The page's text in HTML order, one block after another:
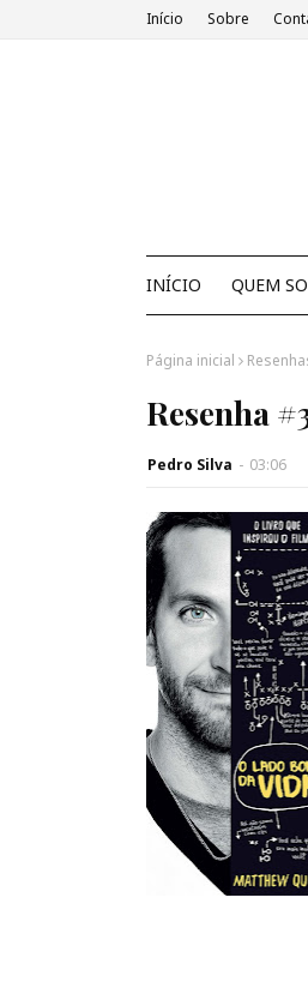
Início Sobre
INÍCIO QUEM
Página inicial
Resenha
Pedro Silva - 03:06